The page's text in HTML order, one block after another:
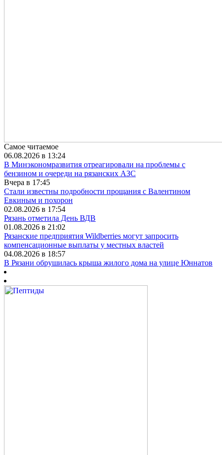
Самое читаемое
06.08.2026 в 13:24
В Минэкономразвития отреагировали на проблемы с
бензином и очереди на рязанских АЗС
Вчера в 17:45
Стали известны подробности прощания с Валентином
Евкиным и похорон
02.08.2026 в 17:54
Рязань отметила День ВДВ
01.08.2026 в 21:02
Рязанские предприятия Wildberries могут запросить
компенсационные выплаты у местных властей
04.08.2026 в 18:57
В Рязани обрушилась крыша жилого дома на улице Юннатов